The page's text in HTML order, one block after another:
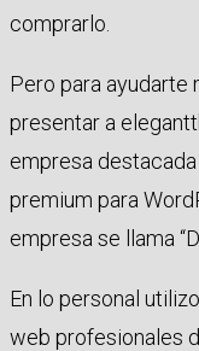
comprarlo.
Pero para ayudarte
presentar a
empresa
premium para
empresa se llama
En lo personal
web profesionales